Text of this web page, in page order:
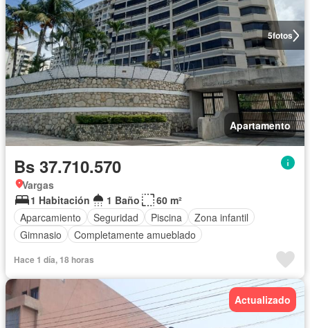
5fotos
Apartamento
Bs 37.710.570
Vargas
1 Habitación
1 Baño
60 m²
Aparcamiento
Seguridad Piscina
Zona infantil
Gimnasio
Completamente amueblado
Hace 1 día, 18 horas
Actualizado